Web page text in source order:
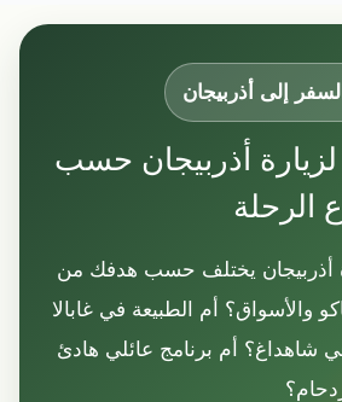
إلى أذربيجان
أذربيجان حسب
الرحلة
أذربيجان يختلف حسب هدفك من
والأسواق؟ أم الطبيعة في غابالا
شاهداغ؟ أم برنامج عائلي هادئ